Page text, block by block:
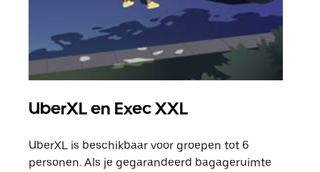
UberXL en Exec XXL
UberXL is beschikbaar voor groepen tot 6
personen. Als je gegarandeerd bagageruimte